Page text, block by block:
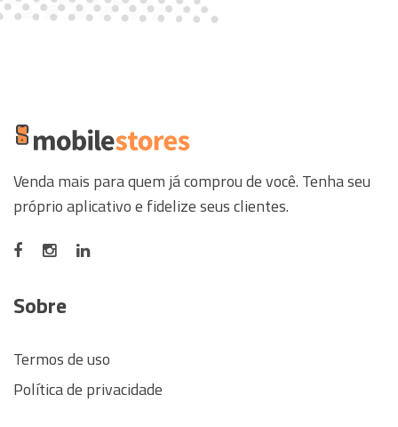
Venda mais para quem já comprou de você. Tenha seu
próprio aplicativo e fidelize seus clientes.
Sobre
Termos de uso
Política de privacidade